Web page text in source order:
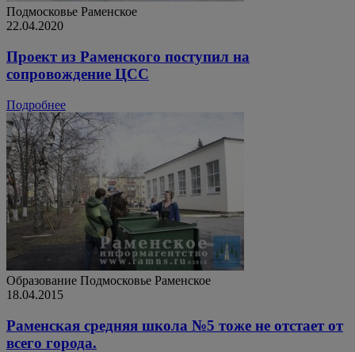
Подмосковье Раменское
22.04.2020
Проект из Раменского поступил на
сопровождение ЦСС
Подробнее
Образование Подмосковье Раменское
18.04.2015
Раменская средняя школа №5 тоже не отстает от
всего города.